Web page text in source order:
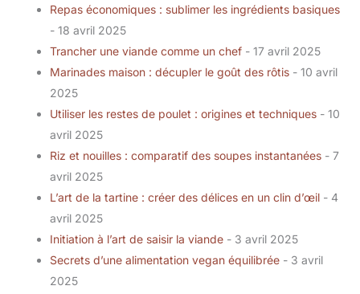
Repas économiques : sublimer les ingrédients basiques
- 18 avril 2025
Trancher une viande comme un chef - 17 avril 2025
Marinades maison : décupler le goût des rôtis - 10 avril
2025
Utiliser les restes de poulet : origines et techniques - 10
avril 2025
Riz et nouilles : comparatif des soupes instantanées - 7
avril 2025
L’art de la tartine : créer des délices en un clin d’œil - 4
avril 2025
Initiation à l’art de saisir la viande - 3 avril 2025
Secrets d’une alimentation vegan équilibrée - 3 avril
2025